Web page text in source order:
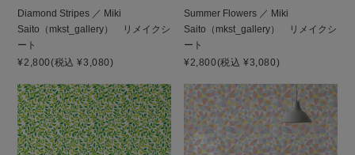
Diamond Stripes ／ Miki
Saito（mkst_gallery） リメイクシ
ート
¥2,800(税込 ¥3,080)
Summer Flowers ／ Miki
Saito（mkst_gallery） リメイクシ
ート
¥2,800(税込 ¥3,080)